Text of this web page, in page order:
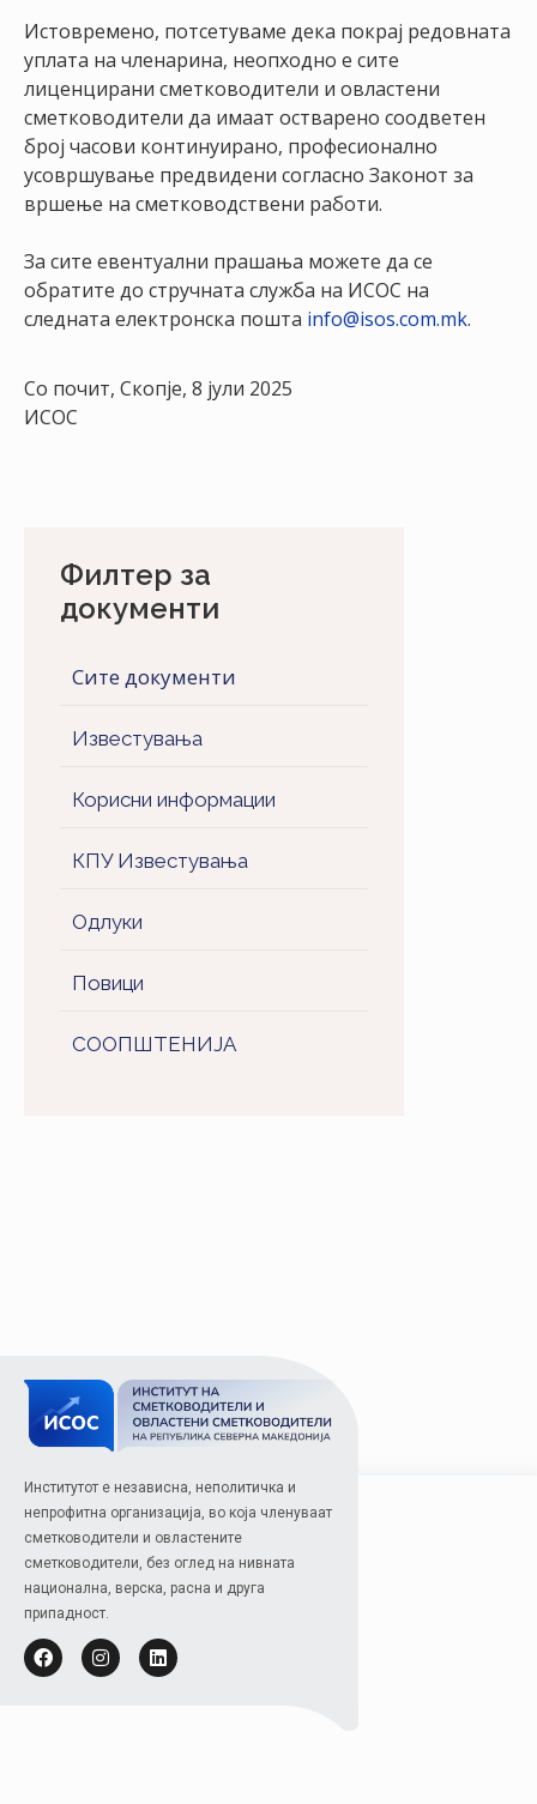
Филтер за
документи
Сите документи
Известувања
Корисни информации
КПУ Известувања
Одлуки
Повици
СООПШТЕНИJA
Истовремено, потсетуваме дека покрај редовната
уплата на членарина, неопходно е сите
лиценцирани сметководители и овластени
сметководители да имаат остварено соодветен
број часови континуирано, професионално
усовршување предвидени согласно Законот за
вршење на сметководствени работи.
За сите евентуални прашања можете да се
обратите до стручната служба на ИСОС на
следната електронска пошта info@isos.com.mk.
Со почит, Скопје, 8 јули 2025
ИСОС
Институтот е независна, неполитичка и
непрофитна организација, во која членуваат
сметководители и овластените
сметководители, без оглед на нивната
национална, верска, расна и друга
припадност.